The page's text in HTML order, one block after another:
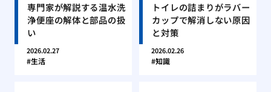
専門家が解説する温水洗
浄便座の解体と部品の扱
い
2026.02.27
生活
トイレの詰まりがラバー
カップで解消しない原因
と対策
2026.02.26
知識